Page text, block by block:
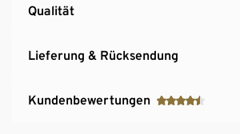
Qualität
Lieferung & Rücksendung
Kundenbewertungen